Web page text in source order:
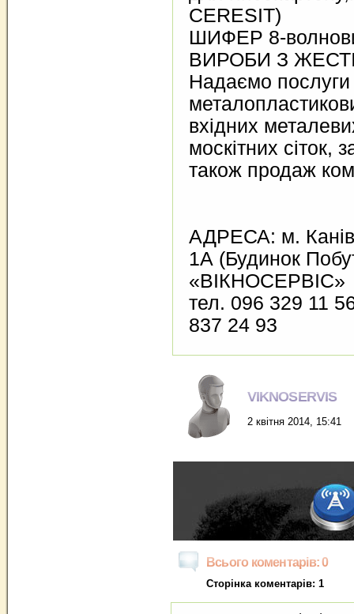
CERESIT)
ШИФЕР 8-
ВИРОБИ З
Надаємо
вхідних
москітних сіток,
також продаж
АДРЕСА: м. Канів
1А (Будинок
«ВІКНОСЕРВІС»
тел. 096 329 11
837 24 93
VIKNOSERVIS
2 квітня 2014, 15:41
Всього коментарів: 0
Сторінка коментарів: 1